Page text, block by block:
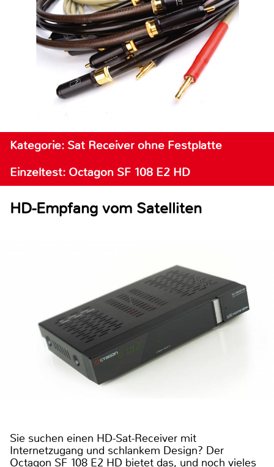
Kategorie: Sat Receiver ohne Festplatte
Einzeltest: Octagon SF 108 E2 HD
HD-Empfang vom Satelliten
Sie suchen einen HD-Sat-Receiver mit
Internetzugang und schlankem Design? Der
Octagon SF 108 E2 HD bietet das, und noch vieles